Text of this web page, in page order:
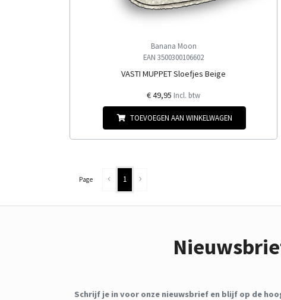
Banana Moon
EAN 3500300106602
VASTI MUPPET Sloefjes Beige
€ 49,95 Incl. btw
TOEVOEGEN AAN WINKELWAGEN
Page 1
Schrijf je in voor onze nieuwsbrief en blijf op de